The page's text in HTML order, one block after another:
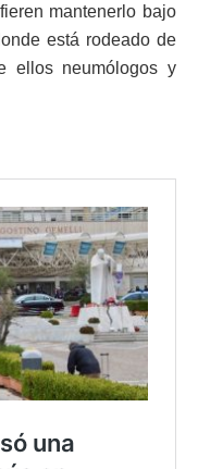
mantenerlo bajo
está rodeado de
ellos neumólogos y